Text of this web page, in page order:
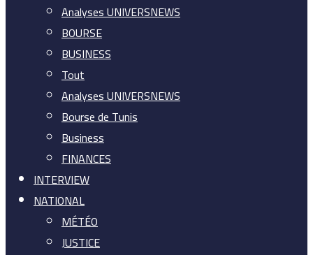
Analyses UNIVERSNEWS
BOURSE
BUSINESS
Tout
Analyses UNIVERSNEWS
Bourse de Tunis
Business
FINANCES
INTERVIEW
NATIONAL
MÉTÉO
JUSTICE